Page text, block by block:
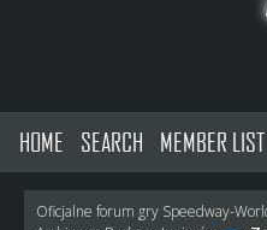
HOME SEARCH MEMBER LIST
Oficjalne forum gry Speedway-